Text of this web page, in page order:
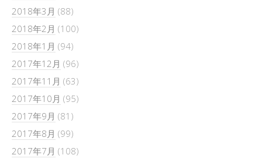
2018年3月 (88)
2018年2月 (100)
2018年1月 (94)
2017年12月 (96)
2017年11月 (63)
2017年10月 (95)
2017年9月 (81)
2017年8月 (99)
2017年7月 (108)